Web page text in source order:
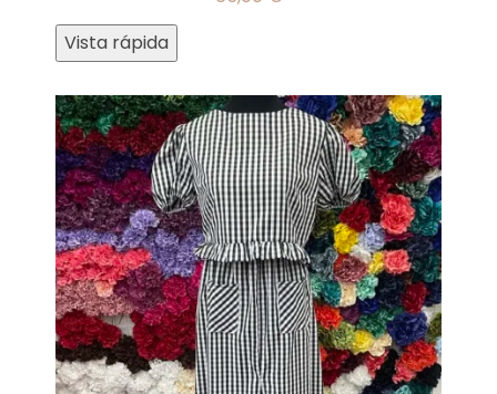
Vista rápida